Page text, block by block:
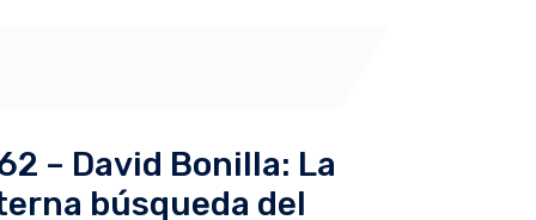
– David Bonilla: La
búsqueda del